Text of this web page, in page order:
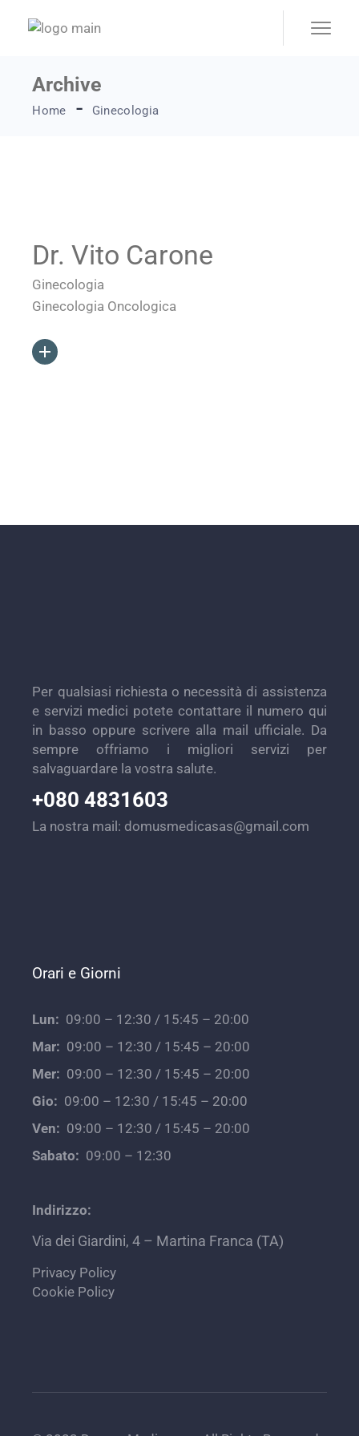
Archive
Home Ginecologia
Dr. Vito Carone
Ginecologia
Ginecologia Oncologica
Per qualsiasi richiesta o necessità di assistenza
e servizi medici potete contattare il numero qui
in basso oppure scrivere alla mail ufficiale. Da
sempre offriamo i migliori servizi per
salvaguardare la vostra salute.
+080 4831603
La nostra mail: domusmedicasas@gmail.com
Orari e Giorni
Lun: 09:00 – 12:30 / 15:45 – 20:00
Mar: 09:00 – 12:30 / 15:45 – 20:00
Mer: 09:00 – 12:30 / 15:45 – 20:00
Gio: 09:00 – 12:30 / 15:45 – 20:00
Ven: 09:00 – 12:30 / 15:45 – 20:00
Sabato: 09:00 – 12:30
Indirizzo:
Via dei Giardini, 4 – Martina Franca (TA)
Privacy Policy
Cookie Policy